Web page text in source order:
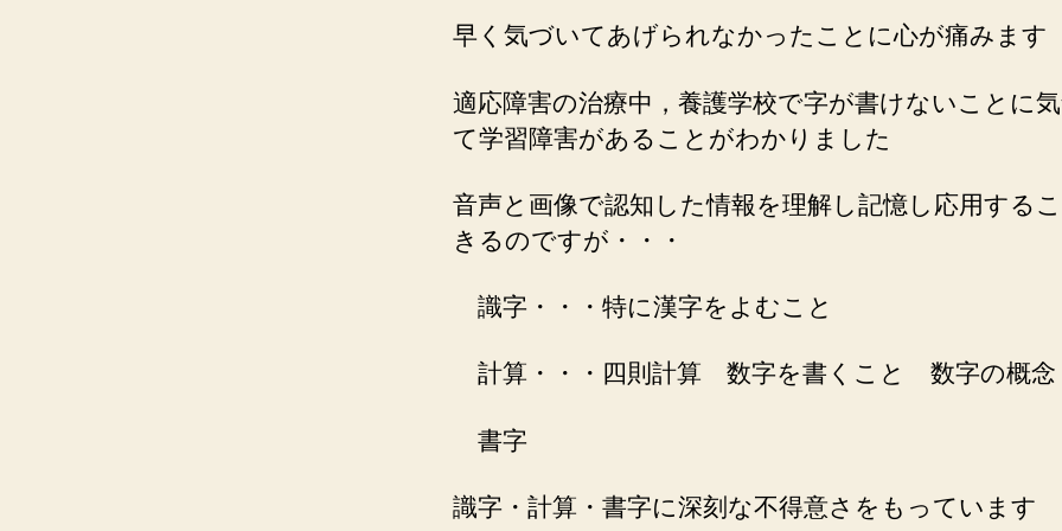
早く気づいてあげられなかったことに心が痛みます
適応障害の治療中，養護学校で字が書けないことに
て学習障害があることがわかりました
音声と画像で認知した情報を理解し記憶し応用する
きるのですが・・・
識字・・・特に漢字をよむこと
計算・・・四則計算 数字を書くこと 数字の概念
書字
識字・計算・書字に深刻な不得意さをもっています